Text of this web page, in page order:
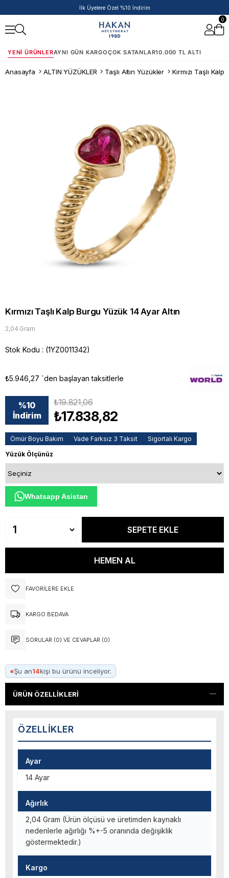
50.000 TL ve Üzeri Siparişlere Ek %5 İndirim Fırsatı!
0
YENI ÜRÜNLERAYNI GÜN KARGOÇOK SATANLAR10.000 TL ALTI
Anasayfa ALTIN YÜZÜKLER Taşlı Altın Yüzükler Kırmızı Taşlı
Kırmızı Taşlı Kalp Burgu Yüzük 14 Ayar Altın
2,04 Gram
Stok Kodu (1YZ0011342)
₺5.946,27 `den başlayan taksitlerle
%10
İndirim
₺19.821,06
₺17.838,82
Ömür Boyu Bakım Vade Farksız 3 Taksit
Sigortalı Kargo
Yüzük Ölçünüz
Whatsapp Asistan
FAVORILERE EKLE
KARGO BEDAVA
SORULAR (0) VE CEVAPLAR (0)
●Şu an14kişi bu ürünü inceliyor.
ÜRÜN ÖZELLIKLERI
ÖZELLIKLER
Ayar
14 Ayar
Ağırlık
2,04 Gram (Ürün ölçüsü ve üretimden kaynaklı
nedenlerle ağırlığı %+-5 oranında değişiklik
göstermektedir.)
Kargo